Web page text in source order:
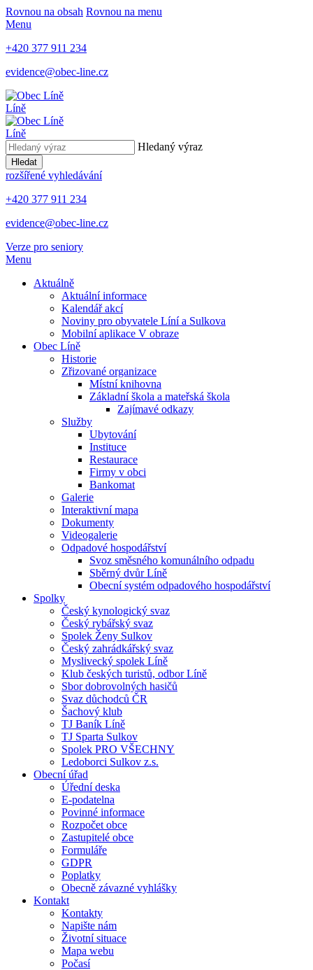
Rovnou na obsah Rovnou na menu
Menu
+420 377 911 234
evidence@obec-line.cz
Líně
Líně
Hledaný výraz
Hledat
rozšířené vyhledávání
+420 377 911 234
evidence@obec-line.cz
Verze pro seniory
Menu
Aktuálně
Aktuální informace
Kalendář akcí
Noviny pro obyvatele Líní a Sulkova
Mobilní aplikace V obraze
Obec Líně
Historie
Zřizované organizace
Místní knihovna
Základní škola a mateřská škola
Zajímavé odkazy
Služby
Ubytování
Instituce
Restaurace
Firmy v obci
Bankomat
Galerie
Interaktivní mapa
Dokumenty
Videogalerie
Odpadové hospodářství
Svoz směsného komunálního odpadu
Sběrný dvůr Líně
Obecní systém odpadového hospodářství
Spolky
Český kynologický svaz
Český rybářský svaz
Spolek Ženy Sulkov
Český zahrádkářský svaz
Myslivecký spolek Líně
Klub českých turistů, odbor Líně
Sbor dobrovolných hasičů
Svaz důchodců ČR
Šachový klub
TJ Baník Líně
TJ Sparta Sulkov
Spolek PRO VŠECHNY
Ledoborci Sulkov z.s.
Obecní úřad
Úřední deska
E-podatelna
Povinné informace
Rozpočet obce
Zastupitelé obce
Formuláře
GDPR
Poplatky
Obecně závazné vyhlášky
Kontakt
Kontakty
Napište nám
Životní situace
Mapa webu
Počasí